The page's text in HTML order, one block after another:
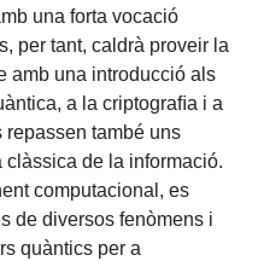
una forta vocació
per tant, caldrà proveir la
amb una introducció als
a la criptograﬁa i a
repassen també uns
clàssica de la informació.
computacional, es
de diversos fenòmens i
quàntics per a